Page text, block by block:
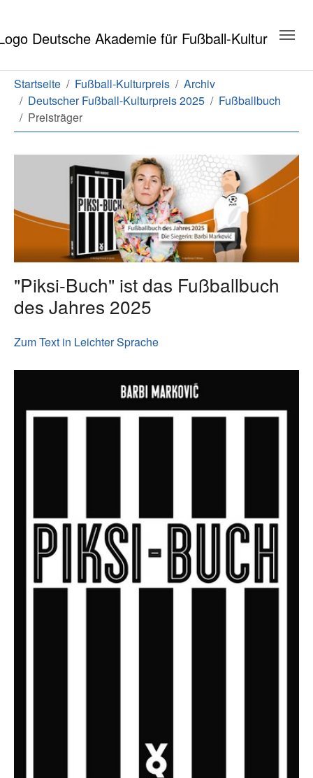
Sie sind hier:
Startseite Fußball-Kulturpreis
Archiv
Deutscher Fußball-Kulturpreis 2025
Fußballbuch
Preisträger
Preisträger Fußballbuch des
"Piksi-Buch" ist das Fußballbuch
des Jahres 2025
Zum Text in Leichter Sprache